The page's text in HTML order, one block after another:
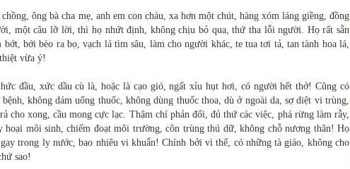
ông bà cha mẹ, anh em con cháu, xa hơn một chút, hàng xóm láng giềng, đồng
một câu lỡ lời, thì họ nhứt định, không chịu bỏ qua, thứ tha lỗi người. Họ rất sẵn
bới bèo ra bọ, vạch lá tìm sâu, làm cho người khác, te tua tơi tả, tan tành hoa lá,
vừa ý!
đầu, xức dầu cù là, hoặc là cạo gió, ngất xỉu hụt hơi, có người hết thở! Cũng có
không dám uống thuốc, không dùng thuốc thoa, dù ở ngoài da, sợ diệt vi trùng,
cho xong, cầu mong cực lạc. Thậm chí phản đối, đủ thứ các việc, phá rừng làm rẫy,
hoại môi sinh, chiếm đoạt môi trường, côn trùng thú dữ, không chỗ nương thân! Họ
trong ly nước, bao nhiêu vi khuẩn! Chính bởi vì thế, có những tà giáo, không cho
sao!